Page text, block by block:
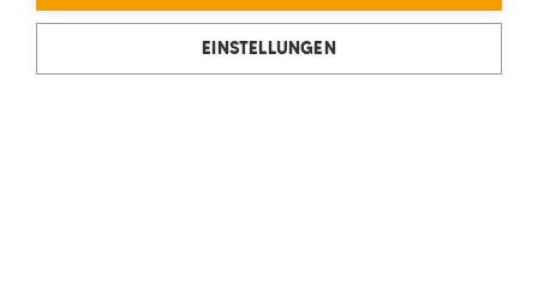
EINSTELLUNGEN